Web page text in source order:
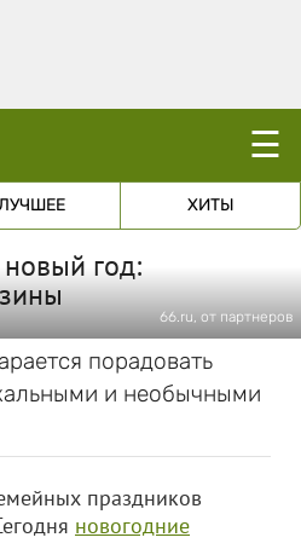
☰
ХИТЫ
год:
66.ru, от партнеров
порадовать
и необычными
праздников
новогодние